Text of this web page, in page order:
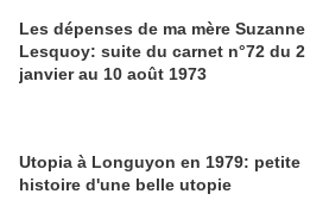
Les dépenses de ma mère Suzanne
Lesquoy: suite du carnet n°72 du 2
janvier au 10 août 1973
Utopia à Longuyon en 1979: petite
histoire d'une belle utopie